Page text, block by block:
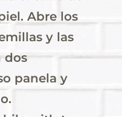
Abre los
y las
dos
panela y